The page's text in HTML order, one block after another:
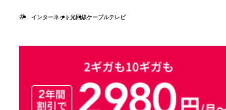
インターネット光回線ケーブルテレビ